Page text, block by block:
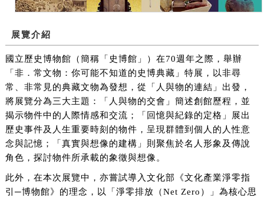
展覽介紹
國立歷史博物館（簡稱「史博館」）在70週年之際，舉辦
「非．常文物：你可能不知道的史博典藏」特展，以非尋
常、非常見的典藏文物為發想，從「人與物的連結」出發，
將展覽分為三大主題：「人與物的交會」簡述創館歷程，並
揭示物件中的人際情感和交流；「回憶與紀錄的定格」展出
歷史事件及人生重要時刻的物件，呈現群體到個人的人性意
念與記憶；「真實與想像的建構」則聚焦於名人形象及傳說
角色，探討物件所承載的象徵與想像。
此外，在本次展覽中，亦嘗試導入文化部《文化產業淨零指
引─博物館》的理念，以「淨零排放（Net Zero）」為核心思